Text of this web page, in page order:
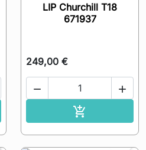
LIP Churchill T18
671937
249,00 €
 
